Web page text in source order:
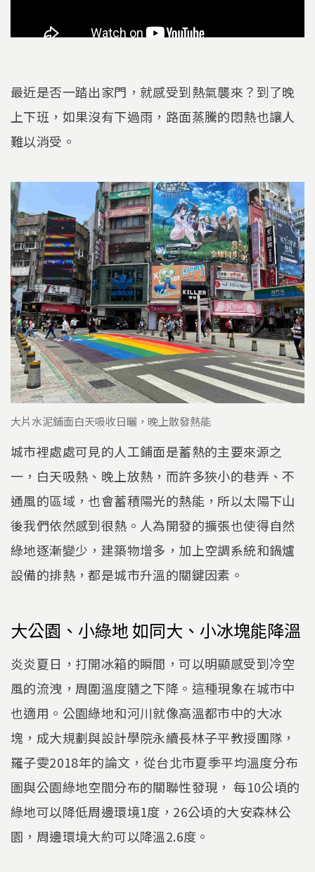
最近是否一踏出家門，就感受到熱氣襲來？到了晚
上下班，如果沒有下過雨，路面蒸騰的悶熱也讓人
難以消受。
大片水泥鋪面白天吸收日曬，晚上散發熱能
城市裡處處可見的人工鋪面是蓄熱的主要來源之
一，白天吸熱、晚上放熱，而許多狹小的巷弄、不
通風的區域，也會蓄積陽光的熱能，所以太陽下山
後我們依然感到很熱。人為開發的擴張也使得自然
綠地逐漸變少，建築物增多，加上空調系統和鍋爐
設備的排熱，都是城市升溫的關鍵因素。
大公園、小綠地 如同大、小冰塊能降溫
炎炎夏日，打開冰箱的瞬間，可以明顯感受到冷空
風的流洩，周圍溫度隨之下降。這種現象在城市中
也適用。公園綠地和河川就像高溫都市中的大冰
塊，成大規劃與設計學院永續長林子平教授團隊，
羅子雯2018年的論文，從台北市夏季平均溫度分布
圖與公園綠地空間分布的關聯性發現， 每10公頃的
綠地可以降低周邊環境1度，26公頃的大安森林公
園，周邊環境大約可以降溫2.6度。